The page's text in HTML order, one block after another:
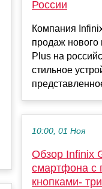
России
Компания
продаж нового
Plus на
стильное
10:00, 01 Ноя
Обзор Infinix
смартфона с
кнопками-